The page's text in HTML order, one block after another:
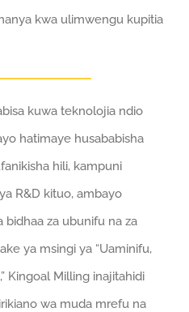
kwa ulimwengu kupitia
kuwa teknolojia ndio
hatimaye husababisha
hili, kampuni
R&D kituo, ambayo
bidhaa za ubunifu na za
ya msingi ya “Uaminifu,
Kingoal Milling inajitahidi
wa muda mrefu na